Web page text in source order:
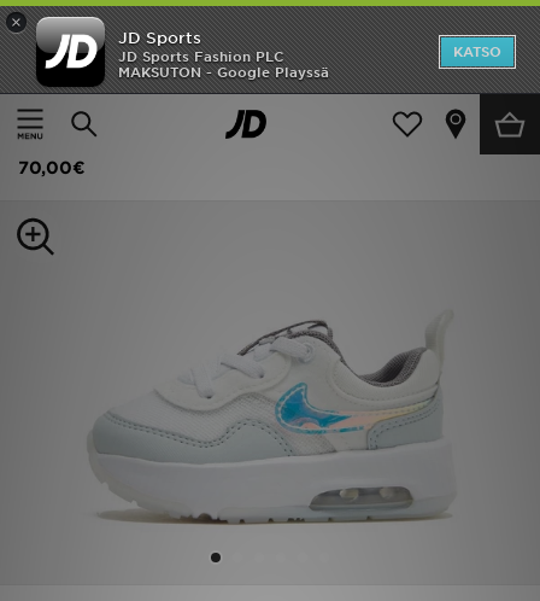
×
JD Sports
JD Sports Fashion PLC
MAKSUTON - Google Playssä
KATSO
Etusivu
Lapset Vauvojen kengät (Koot 16-27) Kaikki tennarit
Nike Air Max Motif Vauvat
70,00€
Etusivu
Ale
Miehet
Tuotemerkit